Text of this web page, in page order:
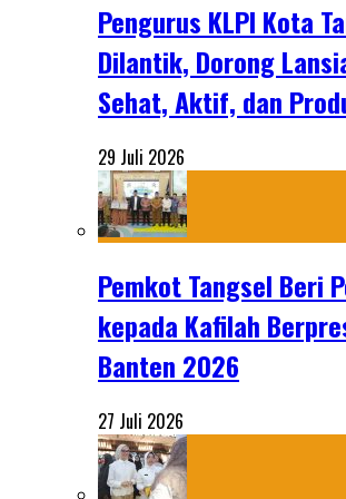
Pengurus KLPI Kota
Dilantik, Dorong
Sehat, Aktif, dan
29 Juli 2026
Pemkot Tangsel Beri
kepada Kafilah
Banten 2026
27 Juli 2026